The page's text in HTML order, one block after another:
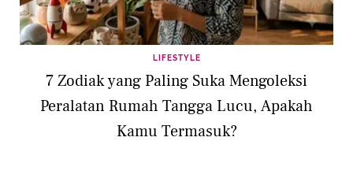
LIFESTYLE
7 Zodiak yang Paling Suka Mengoleksi
Peralatan Rumah Tangga Lucu, Apakah
Kamu Termasuk?